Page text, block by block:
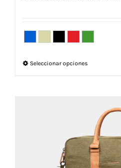
Seleccionar opcionesEste
variantes.
Las
opciones
se
pueden
elegir